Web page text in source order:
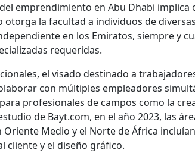
emprendimiento en Abu Dhabi implica
otorga la facultad a individuos de
en los Emiratos, siempre y
requeridas.
el visado destinado a
con múltiples empleadores
profesionales de campos como la
de Bayt.com, en el año 2023, las
Medio y el Norte de África
cliente y el diseño gráfico.